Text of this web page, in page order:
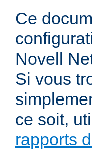
Ce
Novell
Si vous
ce soit,
rapports